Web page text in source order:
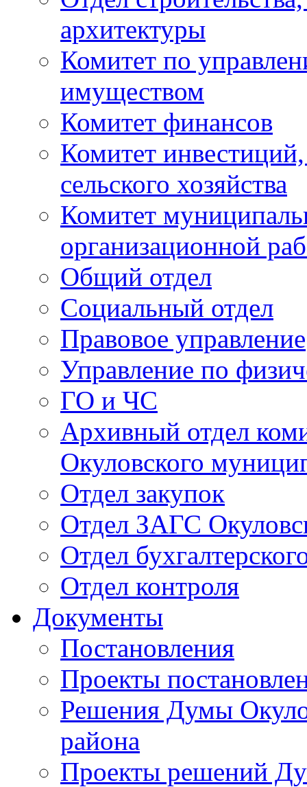
архитектуры
Комитет по
имуществом
Комитет финансов
Комитет
сельского хозяйства
Комитет
организационной
Общий отдел
Социальный отдел
Правовое управление
Управление по
ГО и ЧС
Архивный отдел
Окуловского
Отдел закупок
Отдел ЗАГС
Отдел
Отдел контроля
Документы
Постановления
Проекты
Решения Думы
района
Проекты решений